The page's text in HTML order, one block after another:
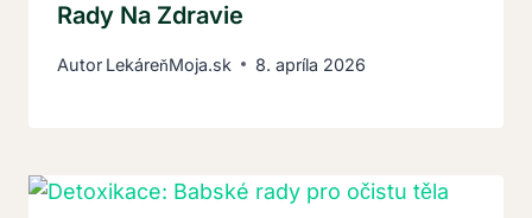
Rady Na Zdravie
Autor LekáreňMoja.sk 8. apríla 2026